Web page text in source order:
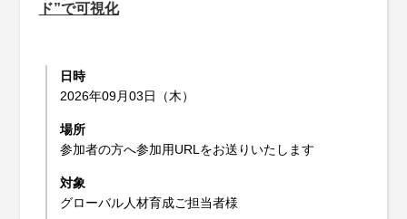
ド”で可視化
日時
2026年09月03日（木）
場所
参加者の方へ参加用URLをお送りいたします
対象
グローバル人材育成ご担当者様